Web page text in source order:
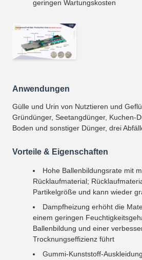
geringen Wartungskosten
Anwendungen
Gülle und Urin von Nutztieren und
Gründünger, Seetangdünger, Kuchen-
Boden und sonstiger Dünger, drei
Vorteile & Eigenschaften
Hohe Ballenbildungsrate mit
Rücklaufmaterial;
Partikelgröße und kann wieder
Dampfheizung erhöht die
einem geringen
Ballenbildung und einer
Trocknungseffizienz führt
Gummi-Kunststoff-